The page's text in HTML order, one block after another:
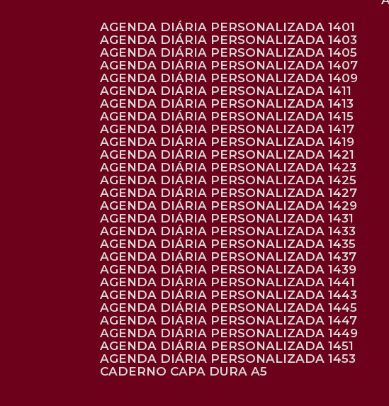
AGENDA DIÁRIA PERSONALIZADA 1401
AGENDA DIÁRIA PERSONALIZADA 1403
AGENDA DIÁRIA PERSONALIZADA 1405
AGENDA DIÁRIA PERSONALIZADA 1407
AGENDA DIÁRIA PERSONALIZADA 1409
AGENDA DIÁRIA PERSONALIZADA 1411
AGENDA DIÁRIA PERSONALIZADA 1413
AGENDA DIÁRIA PERSONALIZADA 1415
AGENDA DIÁRIA PERSONALIZADA 1417
AGENDA DIÁRIA PERSONALIZADA 1419
AGENDA DIÁRIA PERSONALIZADA 1421
AGENDA DIÁRIA PERSONALIZADA 1423
AGENDA DIÁRIA PERSONALIZADA 1425
AGENDA DIÁRIA PERSONALIZADA 1427
AGENDA DIÁRIA PERSONALIZADA 1429
AGENDA DIÁRIA PERSONALIZADA 1431
AGENDA DIÁRIA PERSONALIZADA 1433
AGENDA DIÁRIA PERSONALIZADA 1435
AGENDA DIÁRIA PERSONALIZADA 1437
AGENDA DIÁRIA PERSONALIZADA 1439
AGENDA DIÁRIA PERSONALIZADA 1441
AGENDA DIÁRIA PERSONALIZADA 1443
AGENDA DIÁRIA PERSONALIZADA 1445
AGENDA DIÁRIA PERSONALIZADA 1447
AGENDA DIÁRIA PERSONALIZADA 1449
AGENDA DIÁRIA PERSONALIZADA 1451
AGENDA DIÁRIA PERSONALIZADA 1453
CADERNO CAPA DURA A5